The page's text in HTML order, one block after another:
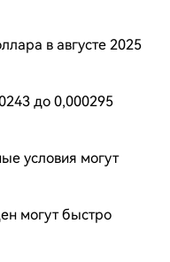
в августе 2025
до 0,000295
условия могут
могут быстро